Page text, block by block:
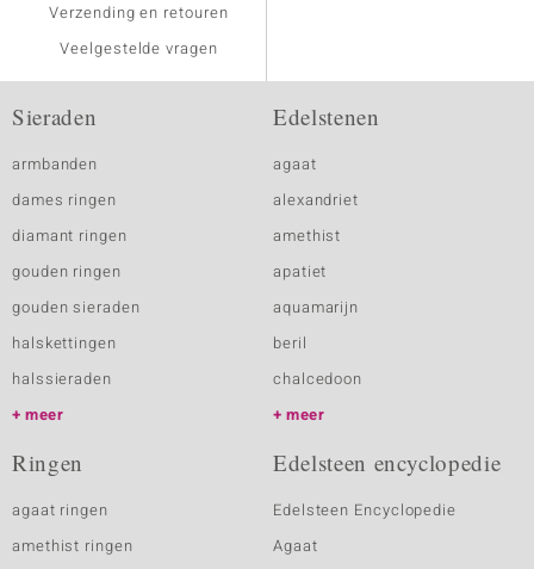
Verzending en retouren
Veelgestelde vragen
Sieraden
armbanden
dames ringen
diamant ringen
gouden ringen
gouden sieraden
halskettingen
halssieraden
meer
Edelstenen
agaat
alexandriet
amethist
apatiet
aquamarijn
beril
chalcedoon
meer
Ringen
agaat ringen
amethist ringen
Edelsteen encyclopedie
Edelsteen Encyclopedie
Agaat